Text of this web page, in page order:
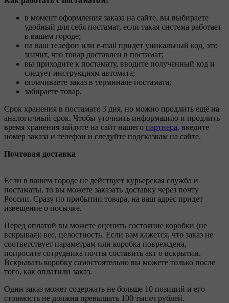
в момент оформления заказа на сайте, вы выбираете
удобный для себя постамат, если такая система работает
в вашем городе;
на ваш телефон или e-mail придет уникальный код, это
значит, что товар доставлен в постамат;
вы приходите к постамату, вводите полученный код и
следует инструкциям автомата;
оплачиваете заказ в терминале постамата;
забираете товар.
Срок хранения в постамате 3 дня, но можно продлить ещё на
аналогичный срок. Чтобы уточнить информацию и продлить
время хранения зайдите на сайт нашего партнера, введите
номер заказа и телефон и следуйте подсказкам на сайте.
Почтовая доставка
Если в вашем городе не действует курьерская служба и
постаматы, то вы можете заказать доставку через почту
России. Сразу по прибытии товара, на ваш адрес придет
извещение о посылке.
Перед оплатой вы можете оценить состояние коробки (не
вскрывая): вес, целостность. Если вам кажется, что заказ не
соответствует параметрам или коробка повреждена,
попросите сотрудника почты составить акт о вскрытии.
Вскрывать коробку самостоятельно вы можете только после
того, как оплатили заказ.
Один заказ может содержать не больше 10 позиций и его
стоимость не должна превышать 100 тысяч рублей.